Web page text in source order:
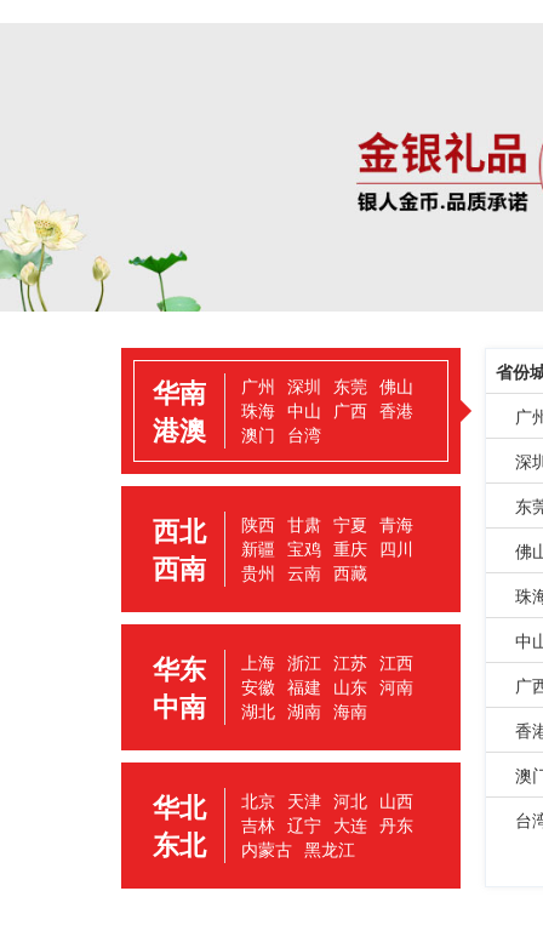
华南
港澳
广州 深圳 东莞 佛山
珠海 中山 广西 香港
澳门 台湾
西北
西南
陕西 甘肃 宁夏 青海
新疆 宝鸡 重庆 四川
贵州 云南 西藏
华东
中南
上海 浙江 江苏 江西
安徽 福建 山东 河南
湖北 湖南 海南
华北
东北
北京 天津 河北 山西
吉林 辽宁 大连 丹东
内蒙古 黑龙江
省份
广
深
东
佛
珠
中
广
香
澳
台